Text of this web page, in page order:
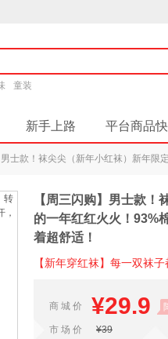
童装
新手上路 平台商品
【周三闪购】男士款
的一年红红火火！93%
着超舒适！
【新年穿红袜】每一双袜
商 城 价 ¥29.9
市 场 价 ¥39